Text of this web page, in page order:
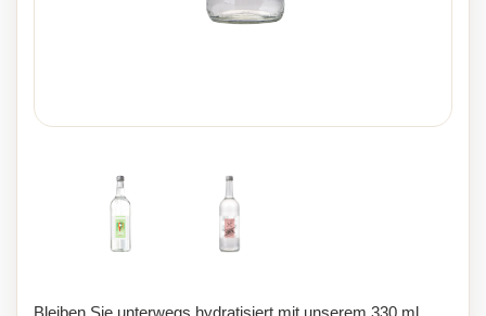
Bleiben Sie unterwegs hydratisiert mit unserem 330 ml